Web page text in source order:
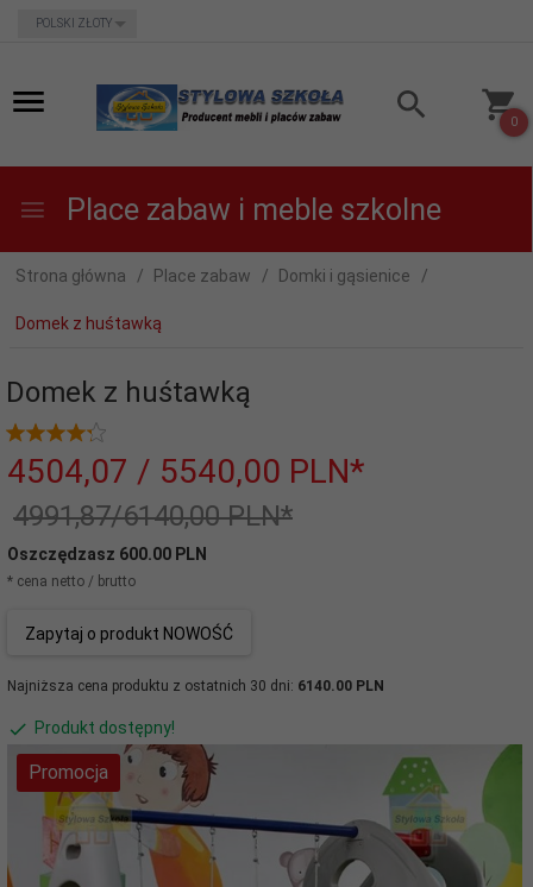
currency_h
POLSKI ZŁOTY
0
Place zabaw i meble szkolne
Strona główna Place zabaw Domki i gąsienice
Domek z huśtawką
Domek z huśtawką
4504,07 / 5540,00 PLN*
4991,87/6140,00 PLN*
Oszczędzasz 600.00 PLN
* cena netto / brutto
Zapytaj o produkt NOWOŚĆ
Najniższa cena produktu z ostatnich 30 dni: 6140.00 PLN
Produkt dostępny!
Promocja